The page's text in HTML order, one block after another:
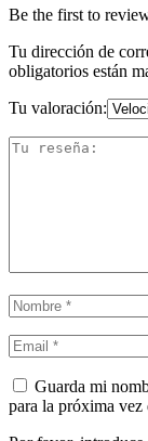
Be the first to
Tu dirección de
obligatorios están
Tu valoración:
Guarda mi
para la próxima vez